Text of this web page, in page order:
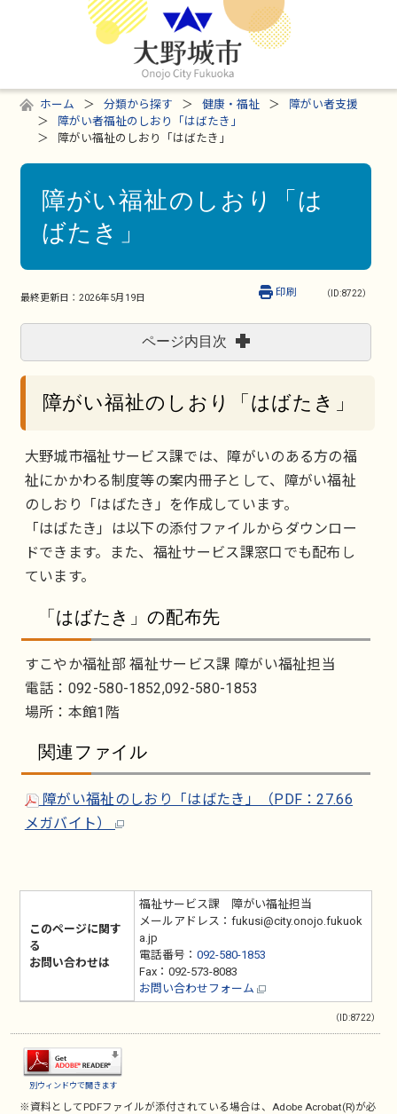
ホーム 分類から探す 健康・福祉
障がい者支援
障がい者福祉のしおり「はばたき」
障がい福祉のしおり「はばたき」
障がい福祉のしおり「は
ばたき」
最終更新日： 2026年5月19日 （ID:8722）
印刷
ページ内目次
障がい福祉のしおり「はばたき」
大野城市福祉サービス課では、障がいのある方の福
祉にかかわる制度等の案内冊子として、障がい福祉
のしおり「はばたき」を作成しています。
「はばたき」は以下の添付ファイルからダウンロー
ドできます。また、福祉サービス課窓口でも配布し
ています。
「はばたき」の配布先
すこやか福祉部 福祉サービス課 障がい福祉担当
電話：092-580-1852,092-580-1853
場所：本館1階
関連ファイル
障がい福祉のしおり「はばたき」（PDF：27.66
メガバイト）
このページに関す
る
お問い合わせは
福祉サービス課 障がい福祉担当
メールアドレス：fukusi@city.onojo.fukuok
a.jp
電話番号： 092-580-1853
Fax：092-573-8083
お問い合わせフォーム
（ID:8722）
別ウィンドウで開きます
※資料としてPDFファイルが添付されている場合は、Adobe Acrobat(R)が必